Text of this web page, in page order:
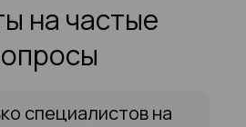
на частые
специалистов на